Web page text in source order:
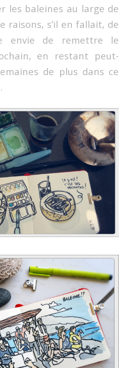
les baleines au large de
raisons, s’il en fallait, de
envie de remettre le
en restant peut-
de plus dans ce